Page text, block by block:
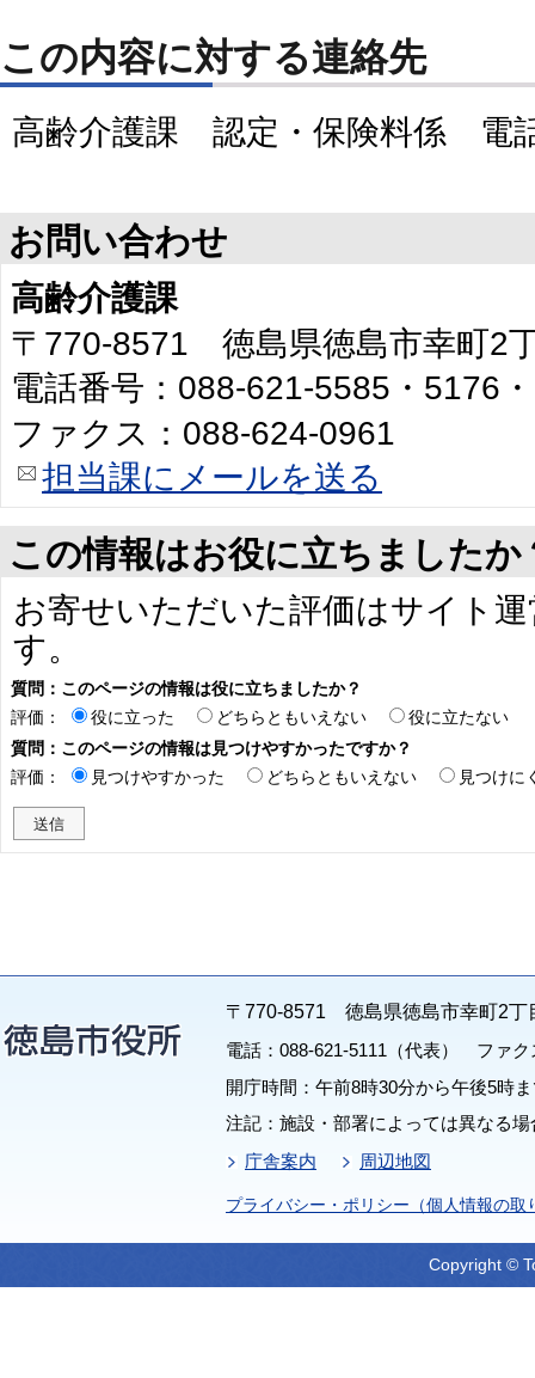
この内容に対する連絡先
高齢介護課 認定・保険料係 電
お問い合わせ
高齢介護課
〒770-8571 徳島県徳島市幸町2
電話番号：088-621-5585・5176
ファクス：088-624-0961
担当課にメールを送る
この情報はお役に立ちましたか
お寄せいただいた評価はサイト
す。
質問：このページの情報は役に立ちましたか？
評価：
役に立った どちらともいえない
役に立たない
質問：このページの情報は見つけやすかったですか？
評価：
見つけやすかった どちらともいえない 見つけに
〒770-8571 徳島県徳島市幸町2丁
電話：088-621-5111（代表） ファク
開庁時間：午前8時30分から午後5時
注記：施設・部署によっては異なる
庁舎案内
周辺地図
プライバシー・ポリシー（個人情報の取
Copyright ©